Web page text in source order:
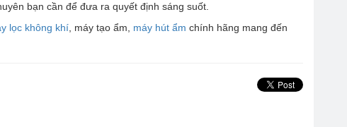
bạn cần để đưa ra quyết định sáng suốt.
lọc không khí, máy tạo ẩm, máy hút ẩm chính hãng mang đến